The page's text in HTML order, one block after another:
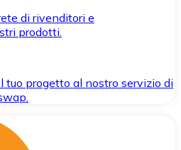
di rivenditori e
prodotti.
tuo progetto al nostro servizio di